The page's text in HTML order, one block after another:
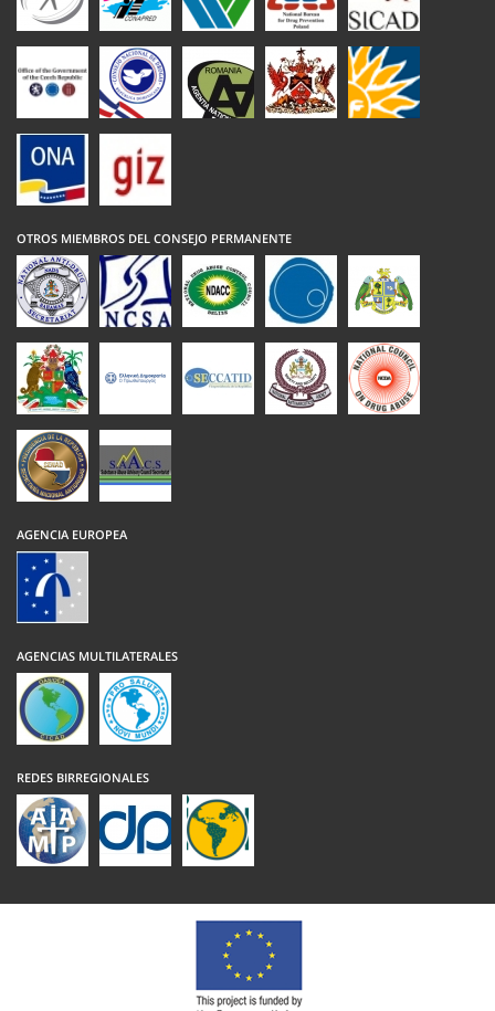
OTROS MIEMBROS DEL CONSEJO PERMANENTE
AGENCIA EUROPEA
AGENCIAS MULTILATERALES
REDES BIRREGIONALES